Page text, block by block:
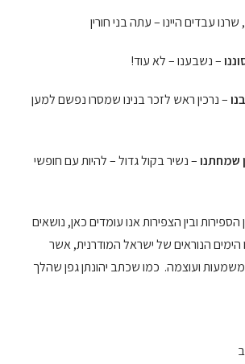
, שרנו עבדים היינו – עתה בני חורין
– נשבענו – לא עוד!
– נרכין ראש לזכר בנינו שמסרו נפשם למען
שמחתנו– נשיר בקול גדול – להיות עם חופשי
ובין הצפירות אנו עומדים כאן, נושאים
הימים הנוראים של ישראל המודרנית, אשר
ועוצמה. כמו שכתב יהונתן גפן שהלך